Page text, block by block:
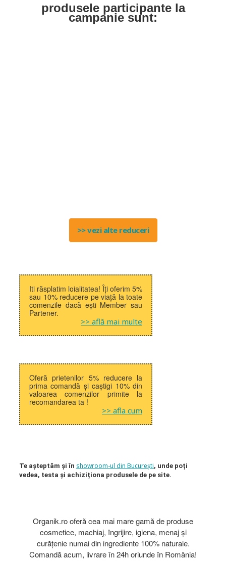
produsele participante la
campanie sunt:
>> vezi alte reduceri
Iti răsplatim loialitatea! Îți oferim 5%
sau 10% reducere pe viață la toate
comenzile dacă ești Member sau
Partener.
>> află mai multe
Oferă prietenilor 5% reducere la
prima comandă și caștigi 10% din
valoarea comenzilor primite la
recomandarea ta !
>> afla cum
Te așteptăm și în showroom-ul din București, unde poți
vedea, testa și achiziționa produsele de pe site.
Organik.ro oferă cea mai mare gamă de produse
cosmetice, machiaj, îngrijire, igiena, menaj și
curățenie numai din ingrediente 100% naturale.
Comandă acum, livrare în 24h oriunde în România!